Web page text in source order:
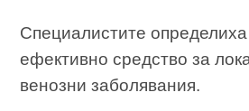
Специалистите
ефективно средство за
венозни заболявания.